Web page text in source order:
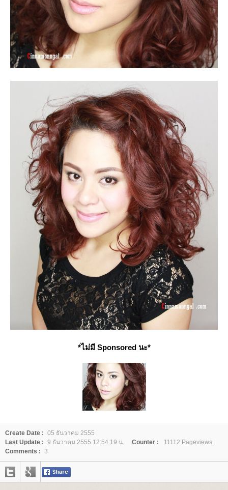
*ไม่มี Sponsored นะ*
Create Date : 05 ธันวาคม 2555
Last Update : 9 ธันวาคม 2555 12:54:19 น. Counter :
11112 Pageviews.
Comments : 3